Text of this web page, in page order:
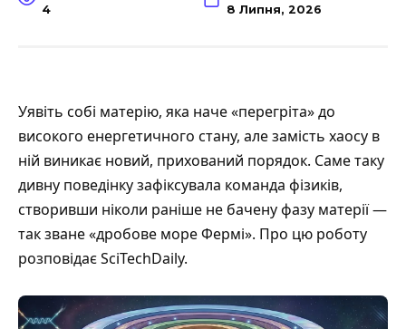
4 8 Липня, 2026
Уявіть собі матерію, яка наче «перегріта» до
високого енергетичного стану, але замість хаосу в
ній виникає новий, прихований порядок. Саме таку
дивну поведінку зафіксувала команда фізиків,
створивши ніколи раніше не бачену фазу матерії —
так зване «дробове море Фермі». Про цю роботу
розповідаєSciTechDaily.